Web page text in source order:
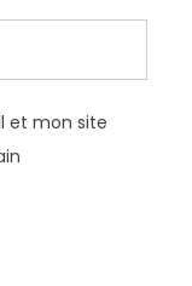
et mon site